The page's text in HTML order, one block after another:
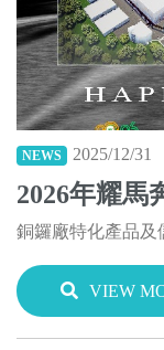
NEWS 2025/12/31
2026年耀馬
銅鑼廠特化產品及
VIEW